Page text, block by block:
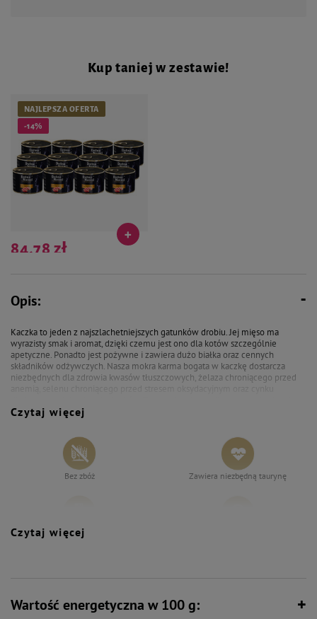
Kup taniej w zestawie!
NAJLEPSZA OFERTA
-14%
Cena regularna:
84,78 zł
Mokra karma dla kota bogata w
kaczkę Dolina Noteci Premium
zestaw 12 x 185 g
Opis:
Kaczka to jeden z najszlachetniejszych gatunków drobiu. Jej mięso ma
wyrazisty smak i aromat, dzięki czemu jest ono dla kotów szczególnie
apetyczne. Ponadto jest pożywne i zawiera dużo białka oraz cennych
składników odżywczych. Nasza mokra karma bogata w kaczkę dostarcza
niezbędnych dla zdrowia kwasów tłuszczowych, żelaza chroniącego przed
kotów wilgotną postać.
Karma Dolina Noteci Premium zawiera:
Produkt nie ma w składzie:
• sztucznych aromatów,
• polepszaczy smaku.
Czytaj więcej
Bez zbóż Zawiera niezbędną taurynę
Zawiera zestaw witamin i składników
Wspiera florę bakteryjną jelit
Czytaj więcej
Wartość energetyczna w 100 g: